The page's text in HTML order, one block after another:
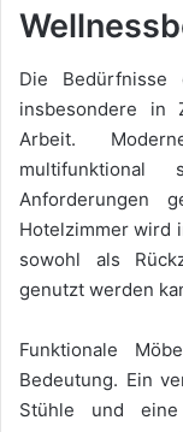
Die Bedürfnisse
insbesondere in
Arbeit.
Anforderungen
Hotelzimmer wird
sowohl als
genutzt werden
Funktionale
Bedeutung. Ein
Stühle und